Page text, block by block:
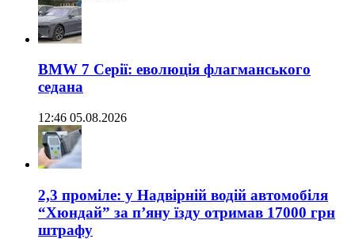
BMW 7 Серії: еволюція флагманського
седана
12:46 05.08.2026
2,3 проміле: у Надвірній водій автомобіля
“Хюндай” за п’яну їзду отримав 17000 грн
штрафу